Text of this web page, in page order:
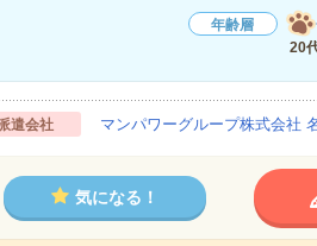
年齢層
20
遣会社 マンパワーグループ株式会社
気になる！